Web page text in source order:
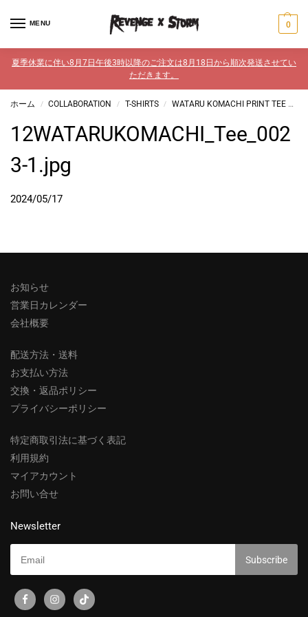
MENU 0
夏季休業に伴い8月7日午後3時以降のご注文は8月18日から順次発送させてい
ただきます。
ホーム / COLLABORATION / T-SHIRTS / WATARU KOMACHI PRINT TEE #12
12WATARUKOMACHI_Tee_002
3-1.jpg
2024/05/17
お知らせ
営業日カレンダー
会社概要
配送方法・送料
お支払い方法
交換・返品ポリシー
プライバシーポリシー
特定商取引法に基づく表記
利用規約
マイアカウント
お問い合せ
Newsletter